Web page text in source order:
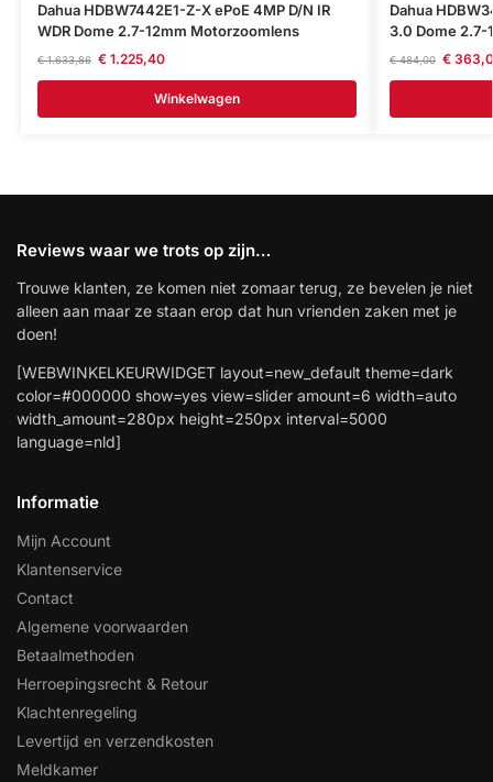
Dahua HDBW7442E1-Z-X ePoE 4MP D/N IR
WDR Dome 2.7-12mm Motorzoomlens
€1.633,86 €1.225,40
Winkelwagen
Dahua
3.0 Dome 2.7-
€484,00 €
Reviews waar we trots op zijn…
Trouwe klanten, ze komen niet zomaar terug, ze bevelen je niet
alleen aan maar ze staan erop dat hun vrienden zaken met je
doen!
[WEBWINKELKEURWIDGET layout=new_default theme=dark
color=#000000 show=yes view=slider amount=6 width=auto
width_amount=280px height=250px interval=5000
language=nld]
Informatie
Mijn Account
Klantenservice
Contact
Algemene voorwaarden
Betaalmethoden
Herroepingsrecht & Retour
Klachtenregeling
Levertijd en verzendkosten
Meldkamer